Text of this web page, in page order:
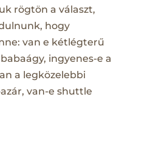
rögtön a választ,
hogy
van e kétlégterű
ingyenes-e a
a legközelebbi
van-e shuttle